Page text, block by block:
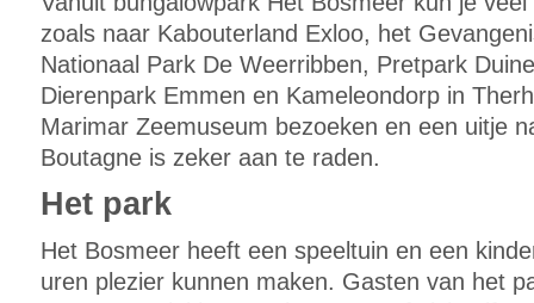
zoals naar Kabouterland Exloo, het
Nationaal Park De Weerribben, Pretpark
Dierenpark Emmen en Kameleondorp in
Marimar Zeemuseum bezoeken en een uitje
Boutagne is zeker aan te raden.
Het park
Het Bosmeer heeft een speeltuin en een
uren plezier kunnen maken. Gasten van het